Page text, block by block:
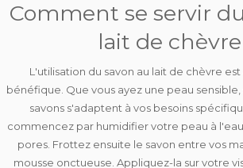
Comment se servir
lait de chèvre
L'utilisation du savon au lait de chèvre est
bénéfique. Que vous ayez une peau sensible,
savons s'adaptent à vos besoins
commencez par humidifier votre peau à
pores. Frottez ensuite le savon entre vos
mousse onctueuse. Appliquez-la sur votre